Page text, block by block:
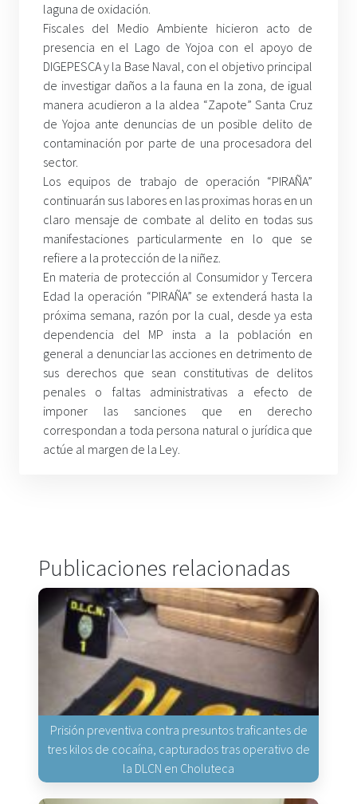
laguna de oxidación.
Fiscales del Medio Ambiente hicieron acto de
presencia en el Lago de Yojoa con el apoyo de
DIGEPESCA y la Base Naval, con el objetivo principal
de investigar daños a la fauna en la zona, de igual
manera acudieron a la aldea “Zapote” Santa Cruz
de Yojoa ante denuncias de un posible delito de
contaminación por parte de una procesadora del
sector.
Los equipos de trabajo de operación “PIRAÑA”
continuarán sus labores en las proximas horas en un
claro mensaje de combate al delito en todas sus
manifestaciones particularmente en lo que se
refiere a la protección de la niñez.
En materia de protección al Consumidor y Tercera
Edad la operación “PIRAÑA” se extenderá hasta la
próxima semana, razón por la cual, desde ya esta
dependencia del MP insta a la población en
general a denunciar las acciones en detrimento de
sus derechos que sean constitutivas de delitos
penales o faltas administrativas a efecto de
imponer las sanciones que en derecho
correspondan a toda persona natural o jurídica que
actúe al margen de la Ley.
Publicaciones relacionadas
Prisión preventiva contra presuntos traficantes de
tres kilos de cocaína, capturados tras operativo de
la DLCN en Choluteca